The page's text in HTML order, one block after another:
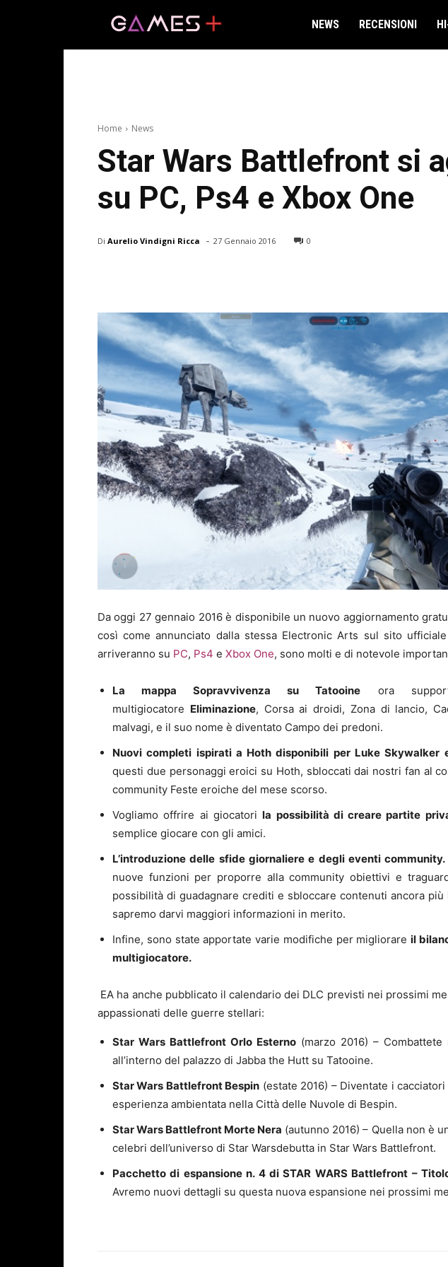
NEWS RECENSIONI
Home News
Star Wars Battlefront si
su PC, Ps4 e Xbox One
Di Aurelio Vindigni Ricca - 27 Gennaio 2016 0
Da oggi 27 gennaio 2016 è disponibile un nuovo aggiornamento
così come annunciato dalla stessa Electronic Arts sul sito
arriveranno su PC, Ps4 e Xbox One, sono molti e di notevole
La mappa Sopravvivenza su Tatooine ora
multigiocatore Eliminazione, Corsa ai droidi, Zona di lancio,
malvagi, e il suo nome è diventato Campo dei predoni.
Nuovi completi ispirati a Hoth disponibili per Luke Skywalker
questi due personaggi eroici su Hoth, sbloccati dai nostri fan al
community Feste eroiche del mese scorso.
Vogliamo offrire ai giocatorila possibilità di creare partite
semplice giocare con gli amici.
L’introduzione delle sfide giornaliere e degli eventi community.
nuove funzioni per proporre alla community obiettivi e
possibilità di guadagnare crediti e sbloccare contenuti ancora
sapremo darvi maggiori informazioni in merito.
Infine, sono state apportate varie modifiche per migliorareil
multigiocatore.
EA ha anche pubblicato il calendario dei DLC previsti nei prossimi
appassionati delle guerre stellari:
Star Wars Battlefront Orlo Esterno (marzo 2016) –
all’interno del palazzo di Jabba the Hutt su Tatooine.
Star Wars Battlefront Bespin (estate 2016) – Diventate i
esperienza ambientata nella Città delle Nuvole di Bespin.
Star Wars Battlefront Morte Nera (autunno 2016) – Quella non è
celebri dell’universo di Star Warsdebutta in Star Wars Battlefront.
Pacchetto di espansione n. 4 diSTAR WARSBattlefront –
Avremo nuovi dettagli su questa nuova espansione nei prossimi